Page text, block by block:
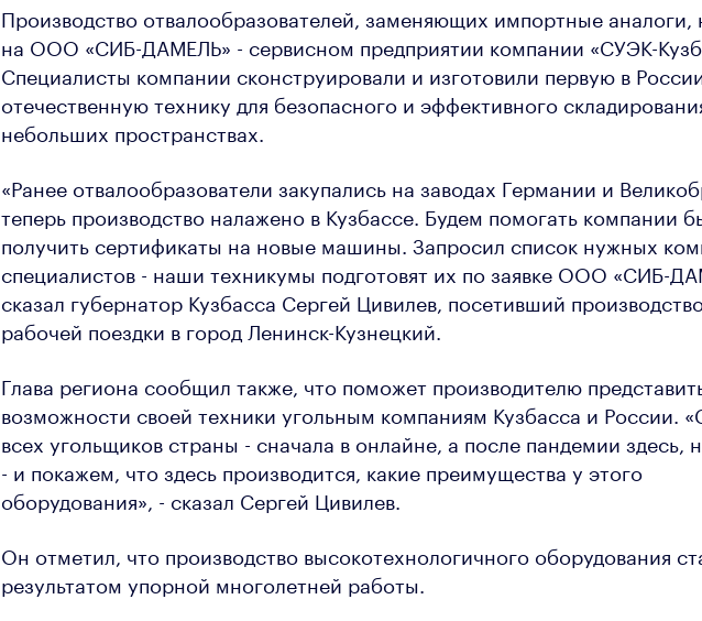
Производство отвалообразователей, заменяющих импортные аналоги,
на ООО «СИБ-ДАМЕЛЬ» - сервисном предприятии компании «СУЭК-
Специалисты компании сконструировали и изготовили первую в
отечественную технику для безопасного и эффективного
небольших пространствах.
«Ранее отвалообразователи закупались на заводах Германии и
теперь производство налажено в Кузбассе. Будем помогать компании
получить сертификаты на новые машины. Запросил список нужных
специалистов - наши техникумы подготовят их по заявке ООО «СИБ-
сказал губернатор Кузбасса Сергей Цивилев, посетивший
рабочей поездки в город Ленинск-Кузнецкий.
Глава региона сообщил также, что поможет производителю
возможности своей техники угольным компаниям Кузбасса и России.
всех угольщиков страны - сначала в онлайне, а после пандемии здесь,
- и покажем, что здесь производится, какие преимущества у этого
оборудования», - сказал Сергей Цивилев.
Он отметил, что производство высокотехнологичного оборудования
результатом упорной многолетней работы.